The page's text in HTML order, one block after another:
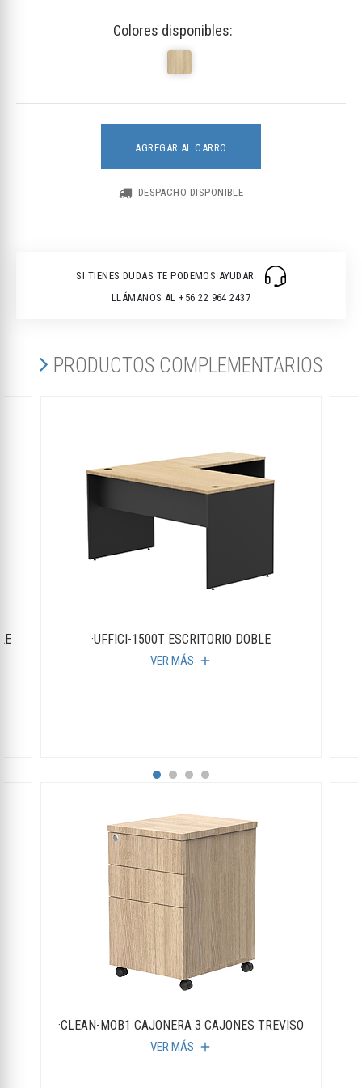
Colores disponibles:
AGREGAR AL CARRO
DESPACHO DISPONIBLE
SI TIENES DUDAS TE PODEMOS AYUDAR
LLÁMANOS AL +56 22 964 2437
PRODUCTOS COMPLEMENTARIOS
·UFFICI-1500T ESCRITORIO DOBLE
VER MÁS add
·CLEAN-MOB1 CAJONERA 3 CAJONES TREVISO
VER MÁS add